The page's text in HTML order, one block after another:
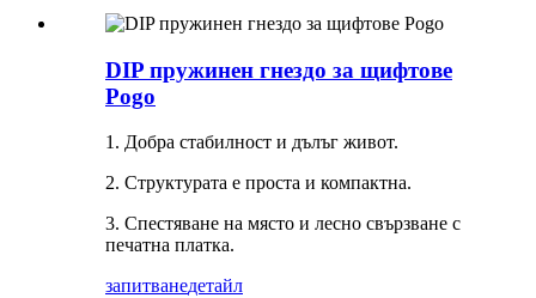
DIP пружинен гнездо за щифтове
Pogo
1. Добра стабилност и дълъг живот.
2. Структурата е проста и компактна.
3. Спестяване на място и лесно свързване с
печатна платка.
запитванедетайл